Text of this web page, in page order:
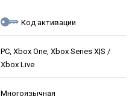
Код активации
PC, Xbox One, Xbox Series X|S /
Xbox Live
Многоязычная